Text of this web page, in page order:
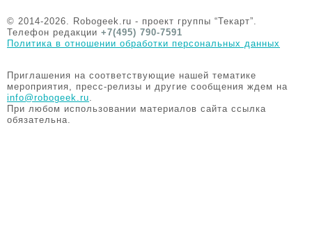
© 2014-2026. Robogeek.ru - проект группы “Текарт”.
Телефон редакции +7(495) 790-7591
Политика в отношении обработки персональных данных
Приглашения на соответствующие нашей тематике
мероприятия, пресс-релизы и другие сообщения ждем на
info@robogeek.ru.
При любом использовании материалов сайта ссылка
обязательна.